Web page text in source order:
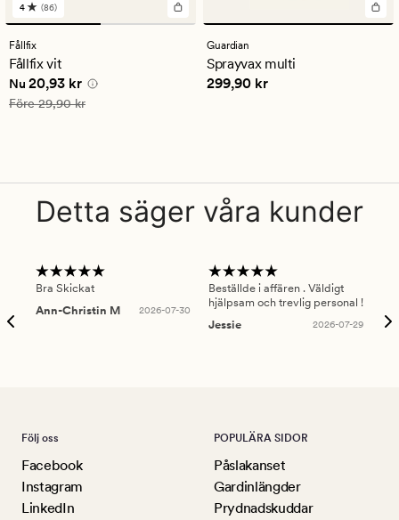
86
omdömen
med
ett
genomsnittligt
betyg
på
4
4 (86)
Fållfix
Fållfix vit
Nuvarande pris
Nu 20,93 kr
Ordinarie pris
Före29,90 kr
Guardian
Sprayvax multi
Pris 299,90 kr
299,90 kr
Detta säger våra kunder
Bra Skickat
Ann-Christin M
2026-07-30
Beställde i affären . Väldigt
hjälpsam och trevlig personal !
Jessie
2026-07-29
Följ oss
Facebook
Instagram
LinkedIn
POPULÄRA SIDOR
Påslakanset
Gardinlängder
Prydnadskuddar